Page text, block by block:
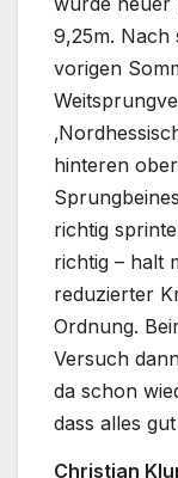
9,25m. Nach
vorigen
hinteren
richtig
richtig – halt
reduzierter
Ordnung.
Versuch
da schon
dass alles
Christian